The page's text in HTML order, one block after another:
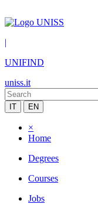
|
UNIFIND
uniss.it
IT EN
×
Home
Degrees
Courses
Jobs